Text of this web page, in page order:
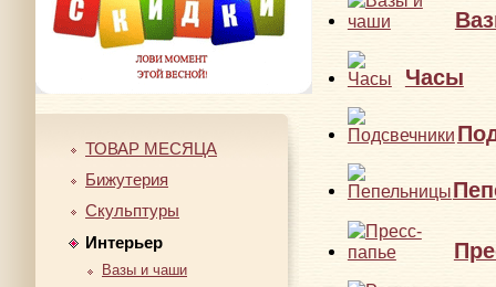
ТОВАР МЕСЯЦА
Бижутерия
Скульптуры
Интерьер
Вазы и чаши
Часы